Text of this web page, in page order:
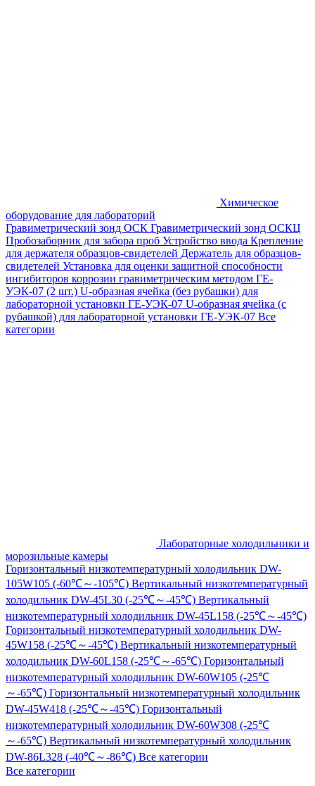
Химическое
оборудование для лабораторий
Гравиметрический зонд ОСК Гравиметрический зонд ОСКЦ
Пробозаборник для забора проб Устройство ввода Крепление
для держателя образцов-свидетелей Держатель для образцов-
свидетелей Установка для оценки защитной способности
ингибиторов коррозии гравиметрическим методом ГЕ-
УЭК-07 (2 шт.) U-образная ячейка (без рубашки) для
лабораторной установки ГЕ-УЭК-07 U-образная ячейка (с
рубашкой) для лабораторной установки ГЕ-УЭК-07 Все
категории
Лабораторные холодильники и
морозильные камеры
Горизонтальный низкотемпературный холодильник DW-
105W105 (-60℃～-105℃) Вертикальный низкотемпературный
холодильник DW-45L30 (-25℃～-45℃) Вертикальный
низкотемпературный холодильник DW-45L158 (-25℃～-45℃)
Горизонтальный низкотемпературный холодильник DW-
45W158 (-25℃～-45℃) Вертикальный низкотемпературный
холодильник DW-60L158 (-25℃～-65℃) Горизонтальный
низкотемпературный холодильник DW-60W105 (-25℃
～-65℃) Горизонтальный низкотемпературный холодильник
DW-45W418 (-25℃～-45℃) Горизонтальный
низкотемпературный холодильник DW-60W308 (-25℃
～-65℃) Вертикальный низкотемпературный холодильник
DW-86L328 (-40℃～-86℃) Все категории
Все категории